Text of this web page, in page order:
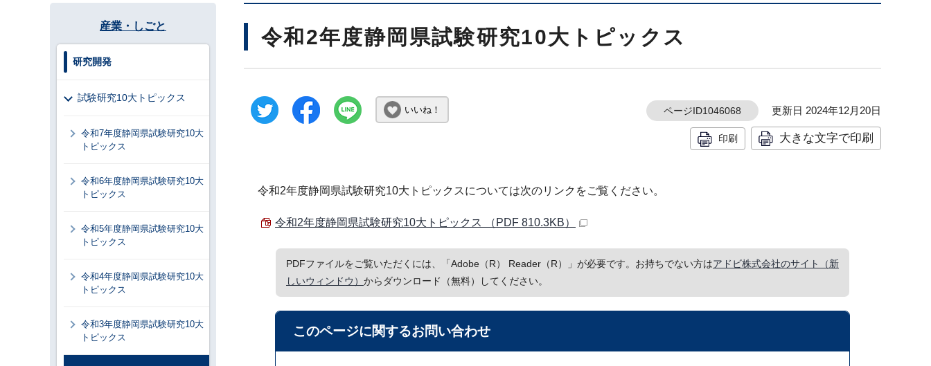
令和2年度静岡県試験研究10大トピックス
いいね！ ページID1046068 更新日 2024年12月20日
印刷 大きな文字で印刷
令和2年度静岡県試験研究10大トピックスについては次のリンクをご覧ください。
令和2年度静岡県試験研究10大トピックス （PDF 810.3KB）
PDFファイルをご覧いただくには、「Adobe（R） Reader（R）」が必要です。お持ちでない方はアドビ株式会社のサイト（新
しいウィンドウ） からダウンロード（無料）してください。
このページに関するお問い合わせ
産業・しごと
研究開発
試験研究10大トピックス
令和7年度静岡県試験研究10大
トピックス
令和6年度静岡県試験研究10大
トピックス
令和5年度静岡県試験研究10大
トピックス
令和4年度静岡県試験研究10大
トピックス
令和3年度静岡県試験研究10大
トピックス